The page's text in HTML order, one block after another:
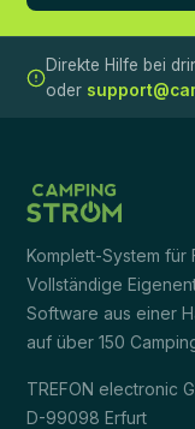
Direkte Hilfe bei
oder
Komplett-System
Vollständige
Software aus einer
auf über 150
TREFON electronic
D-99098 Erfurt